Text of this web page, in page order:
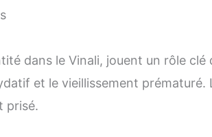
dans le Vinali, jouent un rôle clé
et le vieillissement prématuré.
prisé.